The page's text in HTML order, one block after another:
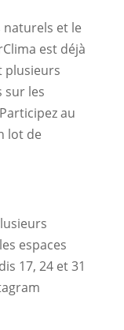
naturels et le
est déjà
plusieurs
sur les
au
lot de
espaces
17, 24 et 31